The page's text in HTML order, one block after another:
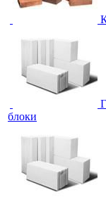
блоки